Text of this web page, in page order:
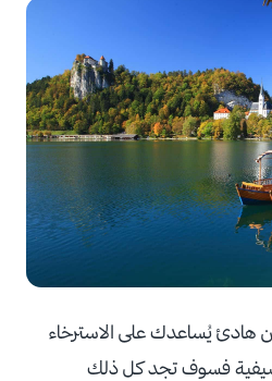
هادئ يُساعدك على الاسترخاء
فسوف تجد كل ذلك